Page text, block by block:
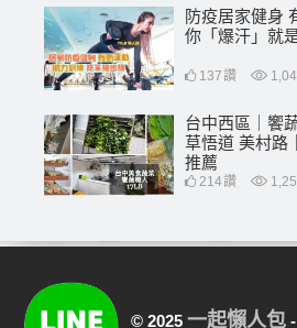
防疫居家健身
你「爆汗」就
137讚
台中西區｜饗
草悟道 美村路
推薦
214讚
© 2025 一起懶人包